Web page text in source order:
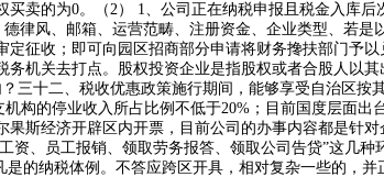
卖的为0。（2） 1、公司正在纳税申报且税金入库
律风、邮箱、运营范畴、注册资金、企业类型、若
征收；即可向园区招商部分申请将财务搀扶部门予
机关去打点。股权投资企业是指股权或者合股人以
十二、税收优惠政策施行期间，能够享受自治区
构的停业收入所占比例不低于20%；目前国度层面
斯经济开辟区内开票，目前公司的办事内容都是针
、员工报销、领取劳务报答、领取公司告贷”这几
的纳税体例。不答应跨区开具，相对复杂一些的，